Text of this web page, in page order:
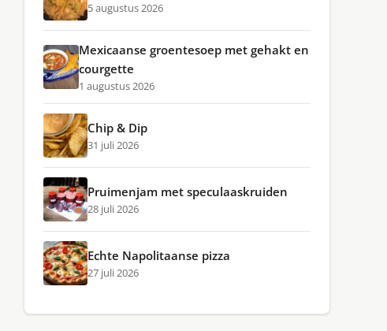
5 augustus 2026
Mexicaanse groentesoep met gehakt en
courgette
1 augustus 2026
Chip & Dip
31 juli 2026
Pruimenjam met speculaaskruiden
28 juli 2026
Echte Napolitaanse pizza
27 juli 2026